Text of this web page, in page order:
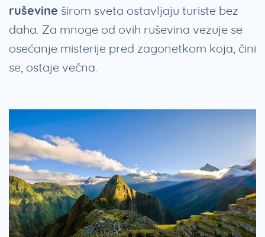
ruševine širom sveta ostavljaju turiste bez
daha. Za mnoge od ovih ruševina vezuje se
osećanje misterije pred zagonetkom koja, čini
se, ostaje večna.